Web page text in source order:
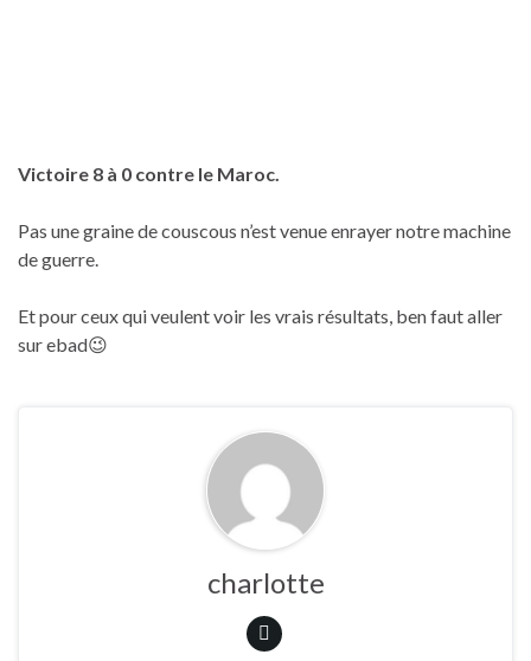
Victoire 8 à 0 contre le Maroc.
Pas une graine de couscous n’est venue enrayer notre machine
de guerre.
Et pour ceux qui veulent voir les vrais résultats, ben faut aller
sur ebad😉
charlotte